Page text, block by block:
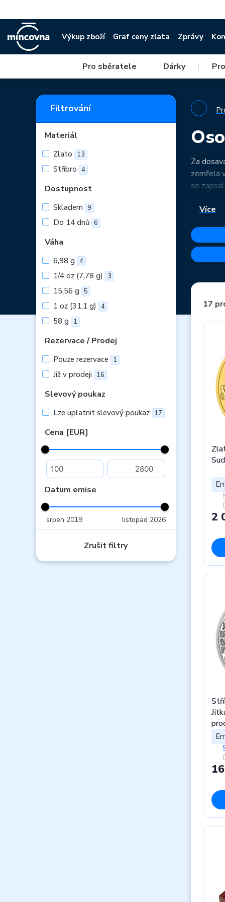
Výkup zboží Graf ceny zlata Zprávy
Pro sběratele | Dárky |
Filtrování
Materiál
Zlato 13
Stříbro 4
Dostupnost
Skladem 9
Do 14 dnů 6
Váha
6,98 g 4
1/4 oz (7,78 g) 3
15,56 g 5
1 oz (31,1 g) 4
58 g 1
Rezervace / Prodej
Pouze rezervace 1
Již v prodeji 16
Slevový poukaz
Lze uplatnit slevový poukaz 17
Cena [EUR]
Datum emise
srpen 2019 listopad 2026
Zrušit filtry
Za
zemřela
se
Více
17
2